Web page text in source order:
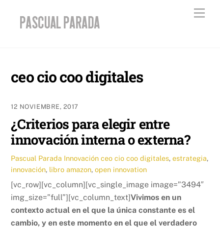
content
ceo cio coo digitales
12 NOVIEMBRE, 2017
¿Criterios para elegir entre
innovación interna o externa?
Pascual Parada Innovación ceo cio coo digitales,estrategia,
innovación, libro amazon,open innovation
[vc_row][vc_column][vc_single_image image=”3494″
img_size=”full”][vc_column_text]Vivimos en un
contexto actual en el que la única constante es el
cambio, y en este momento en el que el verdadero